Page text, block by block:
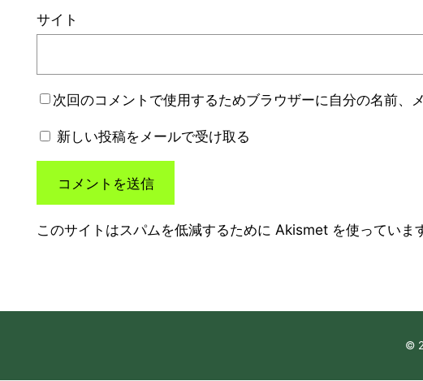
サイト
次回のコメントで使用するためブラウザーに自分の名前、
新しい投稿をメールで受け取る
このサイトはスパムを低減するために Akismet を使っていま
©